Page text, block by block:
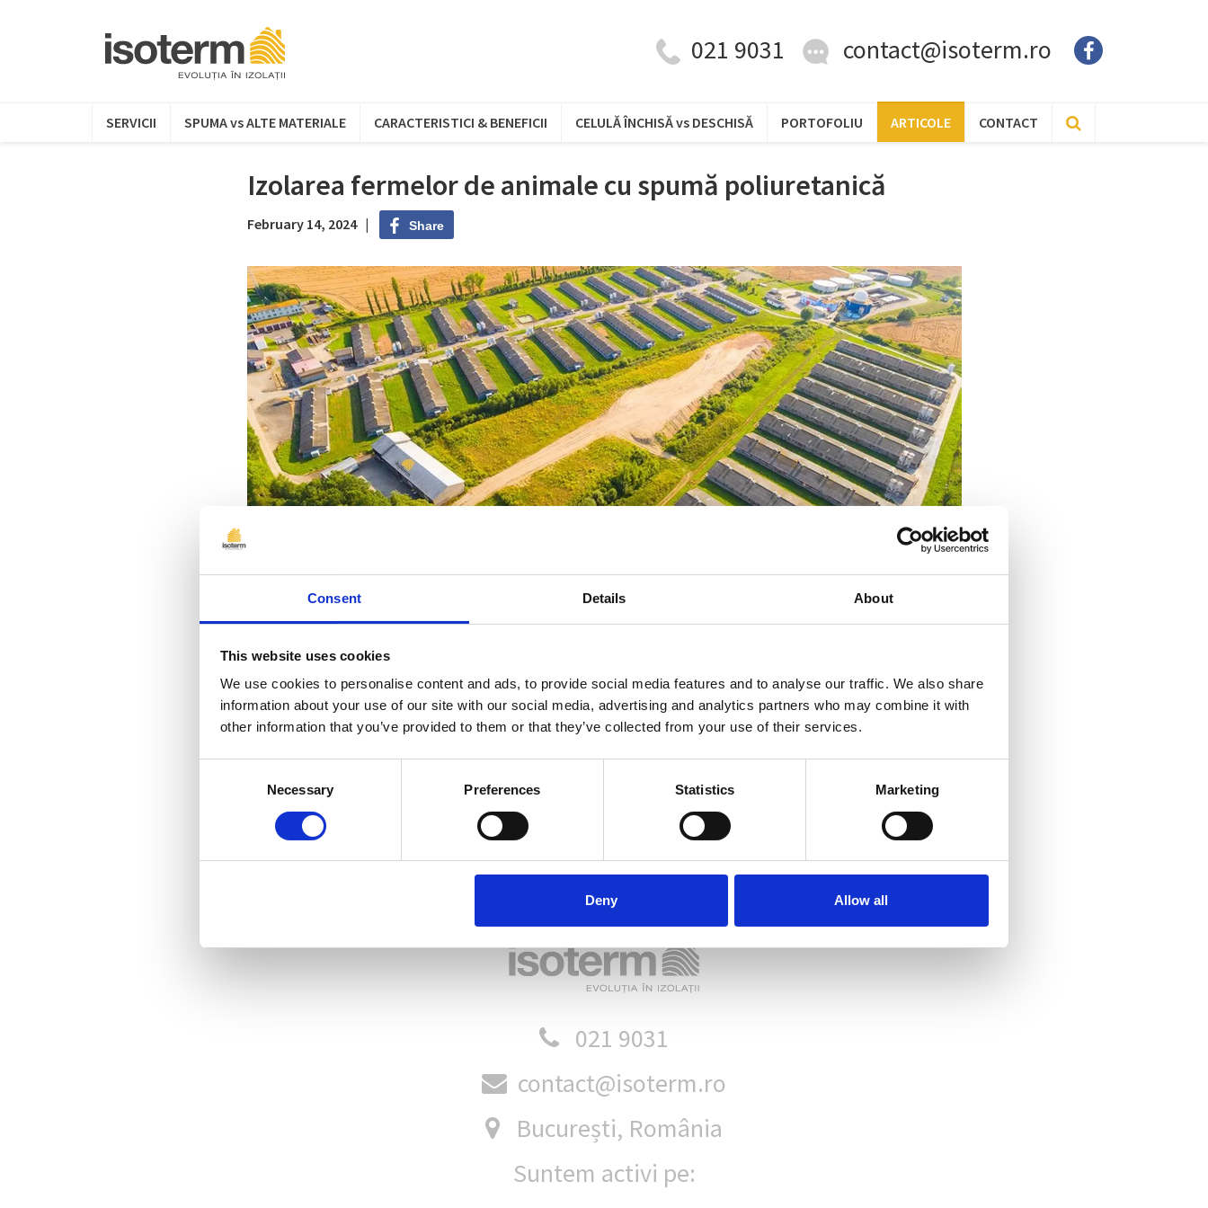
Consent Details About
This website uses cookies
We use cookies to personalise content and ads, to provide social media features and to analyse our traffic. We also share
information about your use of our site with our social media, advertising and analytics partners who may combine it with
other information that you’ve provided to them or that they’ve collected from your use of their services.
Necessary Preferences Statistics Marketing
Deny Allow all
contact@isoterm.ro
021 9031
SERVICII SPUMA vs ALTE MATERIALE CARACTERISTICI & BENEFICII CELULĂ ÎNCHISĂ vs DESCHISĂ PORTOFOLIU ARTICOLE CONTACT
Izolarea fermelor de animale cu spumă poliuretanică
February 14, 2024 | Share
și eficientă pentru optimizarea condițiilor de mediu în care trăiesc animalele în ferme.
Citește articolul
021 9031
contact@isoterm.ro
București, România
Suntem activi pe: